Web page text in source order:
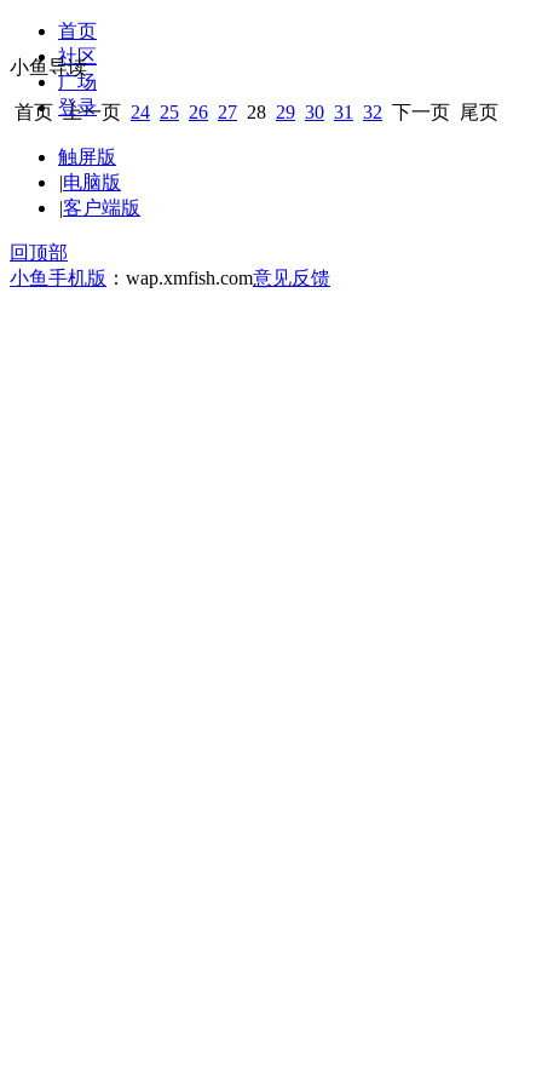
首页
社区
广场
登录
小鱼导读
首页 上一页 24 25 26 27 28 29 30 31 32 下一页 尾页
触屏版
|电脑版
|客户端版
回顶部
小鱼手机版 ：wap.xmfish.com意见反馈